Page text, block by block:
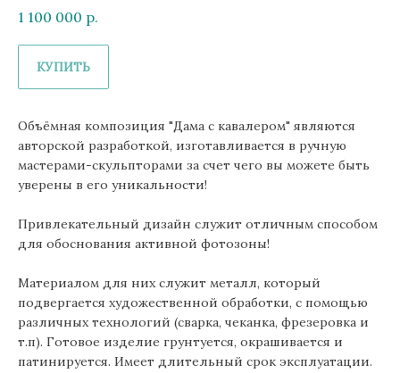
1 100 000 р.
КУПИТЬ
Объёмная композиция "Дама с кавалером" являются
авторской разработкой, изготавливается в ручную
мастерами-скульпторами за счет чего вы можете быть
уверены в его уникальности!
Привлекательный дизайн служит отличным способом
для обоснования активной фотозоны!
Материалом для них служит металл, который
подвергается художественной обработки, с помощью
различных технологий (сварка, чеканка, фрезеровка и
т.п). Готовое изделие грунтуется, окрашивается и
патинируется. Имеет длительный срок эксплуатации.